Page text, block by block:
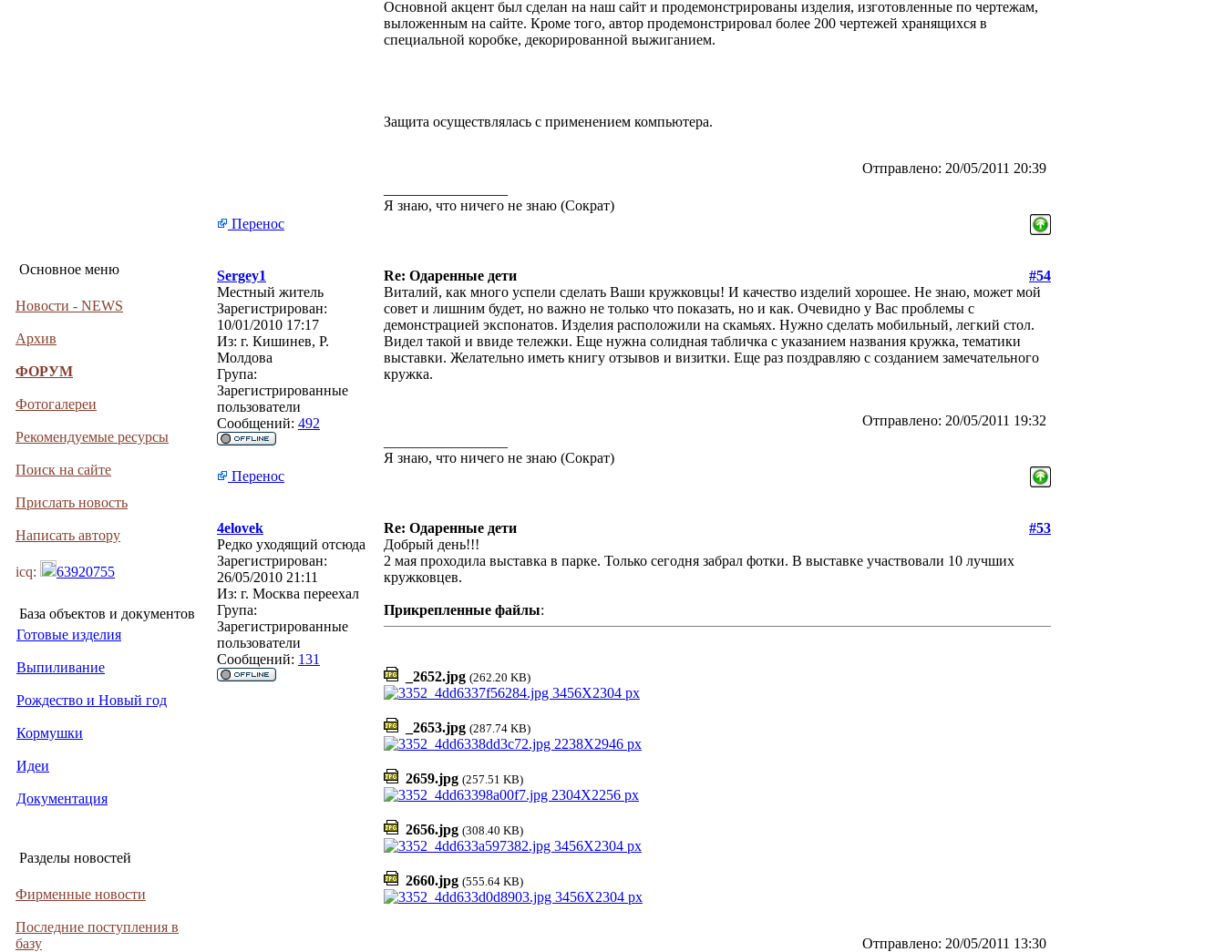
Основное меню
Новости - NEWS
Архив
ФОРУМ
Фотогалереи
Рекомендуемые ресурсы
Поиск на сайте
Прислать новость
Написать автору
icq: 63920755
База объектов и документов
Готовые изделия
Выпиливание
Рождество и Новый год
Кормушки
Идеи
Документация
Разделы новостей
Фирменные новости
Последние поступления в
базу
Основной акцент был сделан на наш сайт и продемонстрированы изделия, изготовленные по чертежам,
выложенным на сайте. Кроме того, автор продемонстрировал более 200 чертежей хранящихся в
специальной коробке, декорированной выжиганием.
Защита осуществлялась с применением компьютера.
Отправлено: 20/05/2011 20:39
Я знаю, что ничего не знаю (Сократ)
Перенос
Sergey1 Re: Одаренные дети
#54
Местный житель
Зарегистрирован:
10/01/2010 17:17
Из: г. Кишинев, Р.
Молдова
Група:
Зарегистрированные
пользователи
Сообщений: 492
Виталий, как много успели сделать Ваши кружковцы! И качество изделий хорошее. Не знаю, может мой
совет и лишним будет, но важно не только что показать, но и как. Очевидно у Вас проблемы с
демонстрацией экспонатов. Изделия расположили на скамьях. Нужно сделать мобильный, легкий стол.
Видел такой и ввиде тележки. Еще нужна солидная табличка с указанием названия кружка, тематики
выставки. Желательно иметь книгу отзывов и визитки. Еще раз поздравляю с созданием замечательного
кружка.
Отправлено: 20/05/2011 19:32
Я знаю, что ничего не знаю (Сократ)
Перенос
4elovek Re: Одаренные дети
#53
Редко уходящий отсюда
Зарегистрирован:
26/05/2010 21:11
Из: г. Москва переехал
Група:
Зарегистрированные
пользователи
Сообщений: 131
Добрый день!!!
2 мая проходила выставка в парке. Только сегодня забрал фотки. В выставке участвовали 10 лучших
кружковцев.
Прикрепленные файлы:
_2652.jpg (262.20 KB)
_2653.jpg (287.74 KB)
2659.jpg (257.51 KB)
2656.jpg (308.40 KB)
2660.jpg (555.64 KB)
Отправлено: 20/05/2011 13:30